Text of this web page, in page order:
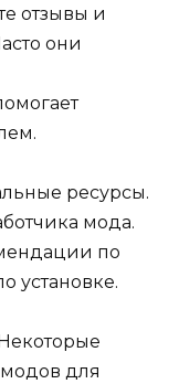
отзывы и
они
ресурсы.
мода.
по
установке.
для